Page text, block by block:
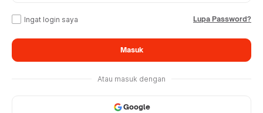
Ingat login saya Lupa Password?
Masuk
Atau masuk dengan
Google